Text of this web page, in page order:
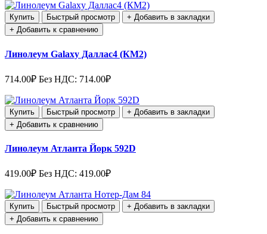
Купить Быстрый просмотр
+ Добавить в закладки
+ Добавить к сравнению
Линолеум Galaxy Даллас4 (КМ2)
714.00₽ Без НДС: 714.00₽
Купить Быстрый просмотр
+ Добавить в закладки
+ Добавить к сравнению
Линолеум Атланта Йорк 592D
419.00₽ Без НДС: 419.00₽
Купить Быстрый просмотр
+ Добавить в закладки
+ Добавить к сравнению